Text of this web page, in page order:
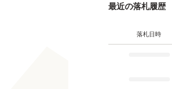
最近の落札履歴
落札日時